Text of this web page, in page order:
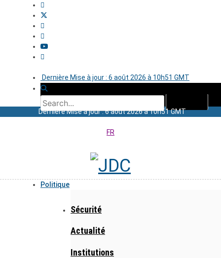
Dernière Mise à jour : 6 août 2026 à 10h51 GMT
Dernière Mise à jour : 6 août 2026 à 10h51 GMT
FR
Politique
Sécurité
Actualité
Institutions